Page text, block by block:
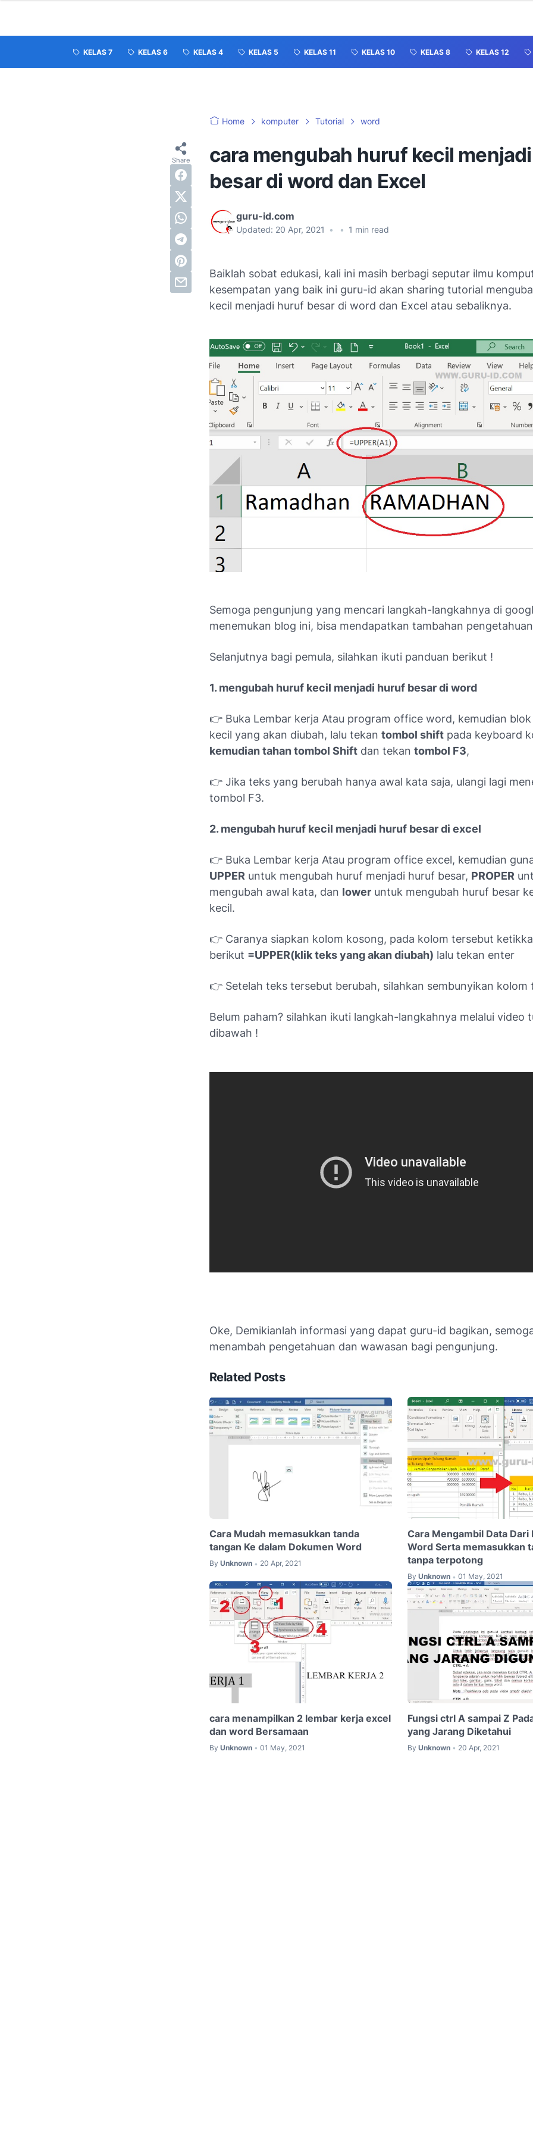
KELAS 7 KELAS 6 KELAS 4 KELAS 5 KELAS 11 KELAS 10 KELAS 8 KELAS 12
Home komputer Tutorial word
cara mengubah huruf kecil
besar di word dan Excel
guru-id.com
Updated: 20 Apr, 2021 • • 1 min read
Baiklah sobat edukasi, kali ini masih berbagi seputar ilmu
kesempatan yang baik ini guru-id akan sharing tutorial
kecil menjadi huruf besar di word dan Excel atau sebaliknya.
Semoga pengunjung yang mencari langkah-langkahnya di
menemukan blog ini, bisa mendapatkan tambahan
Selanjutnya bagi pemula, silahkan ikuti panduan berikut !
1. mengubah huruf kecil menjadi huruf besar di word
👉 Buka Lembar kerja Atau program office word, kemudian
kecil yang akan diubah, lalu tekan tombol shift pada keyboard
kemudian tahan tombol Shift dan tekan tombol F3,
👉 Jika teks yang berubah hanya awal kata saja, ulangi lagi
tombol F3.
2. mengubah huruf kecil menjadi huruf besar di excel
👉 Buka Lembar kerja Atau program office excel, kemudian
UPPER untuk mengubah huruf menjadi huruf besar, PROPER
mengubah awal kata, dan lower untuk mengubah huruf besar
kecil.
👉 Caranya siapkan kolom kosong, pada kolom tersebut
berikut =UPPER(klik teks yang akan diubah) lalu tekan enter
👉 Setelah teks tersebut berubah, silahkan sembunyikan kolom
Belum paham? silahkan ikuti langkah-langkahnya melalui video
dibawah !
Oke, Demikianlah informasi yang dapat guru-id bagikan,
menambah pengetahuan dan wawasan bagi pengunjung.
Related Posts
Cara Mudah memasukkan tanda
tangan Ke dalam Dokumen Word
By Unknown • 20 Apr, 2021
Cara Mengambil Data Dari
Word Serta memasukkan
tanpa terpotong
By Unknown • 01 May, 2021
cara menampilkan 2 lembar kerja excel
dan word Bersamaan
By Unknown • 01 May, 2021
Fungsi ctrl A sampai Z
yang Jarang Diketahui
By Unknown • 20 Apr, 2021